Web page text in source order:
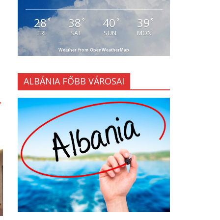
28°
FRI
38 °
SAT
40°
SUN
39 °
MON
Weather from OpenWeatherMap
ALBÁNIA FŐBB VÁROSAI